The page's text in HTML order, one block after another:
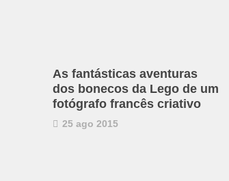
As fantásticas aventuras
dos bonecos da Lego de um
fotógrafo francês criativo
25 ago 2015